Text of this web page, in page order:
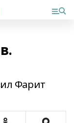
Фарит